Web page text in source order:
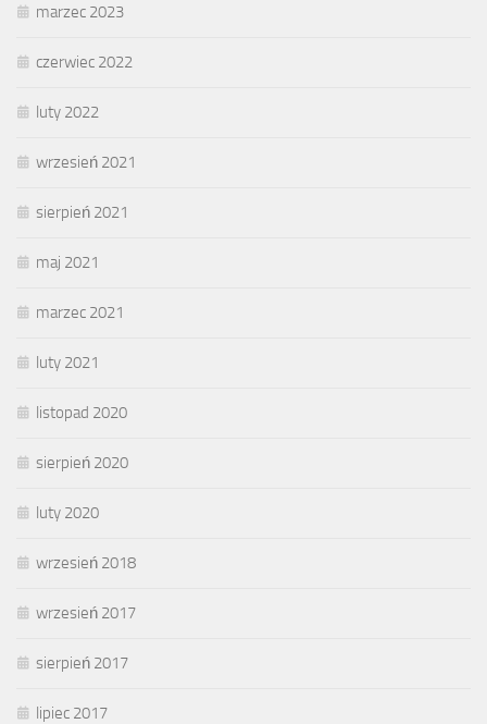
marzec 2023
czerwiec 2022
luty 2022
wrzesień 2021
sierpień 2021
maj 2021
marzec 2021
luty 2021
listopad 2020
sierpień 2020
luty 2020
wrzesień 2018
wrzesień 2017
sierpień 2017
lipiec 2017